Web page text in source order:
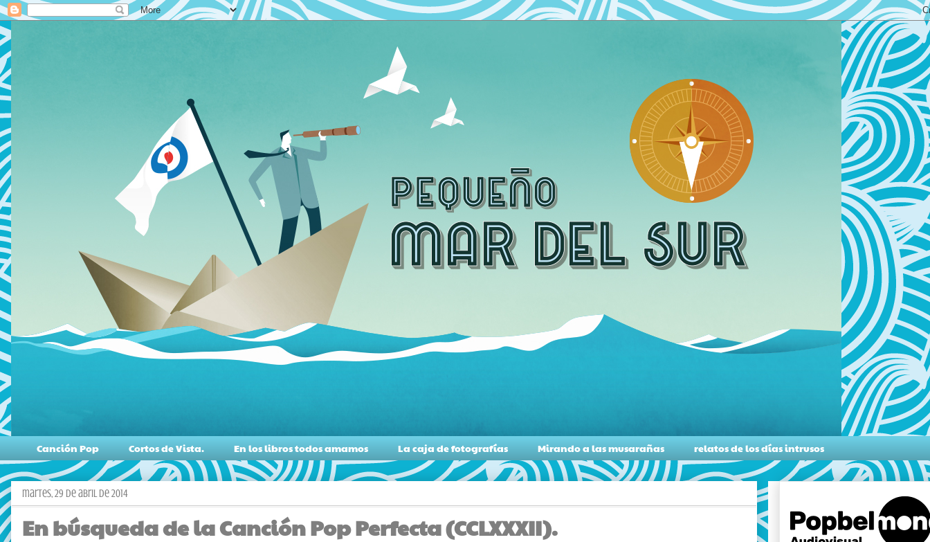
Canción Pop Cortos de Vista. En los libros todos amamos La caja de fotografías Mirando a las musarañas relatos de los días intrusos
martes, 29 de abril de 2014
En búsqueda de la Canción Pop Perfecta (CCLXXXII).